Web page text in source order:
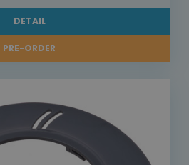
DETAIL
PRE-ORDER